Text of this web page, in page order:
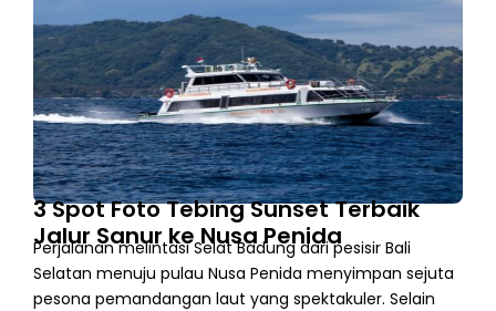
3 Spot Foto Tebing Sunset Terbaik
Jalur Sanur ke Nusa Penida
Perjalanan melintasi Selat Badung dari pesisir Bali
Selatan menuju pulau Nusa Penida menyimpan sejuta
pesona pemandangan laut yang spektakuler. Selain